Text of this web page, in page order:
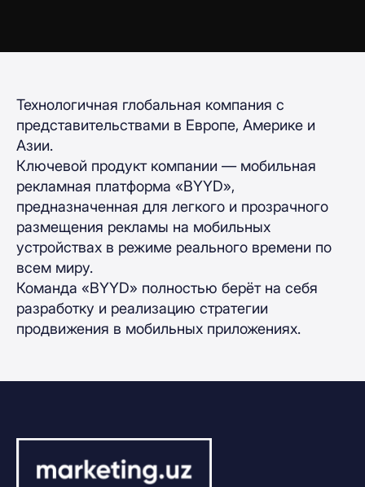
Технологичная глобальная компания с
представительствами в Европе, Америке и
Азии.
Ключевой продукт компании — мобильная
рекламная платформа «BYYD»,
предназначенная для легкого и прозрачного
размещения рекламы на мобильных
устройствах в режиме реального времени по
всем миру.
Команда «BYYD» полностью берёт на себя
разработку и реализацию стратегии
продвижения в мобильных приложениях.